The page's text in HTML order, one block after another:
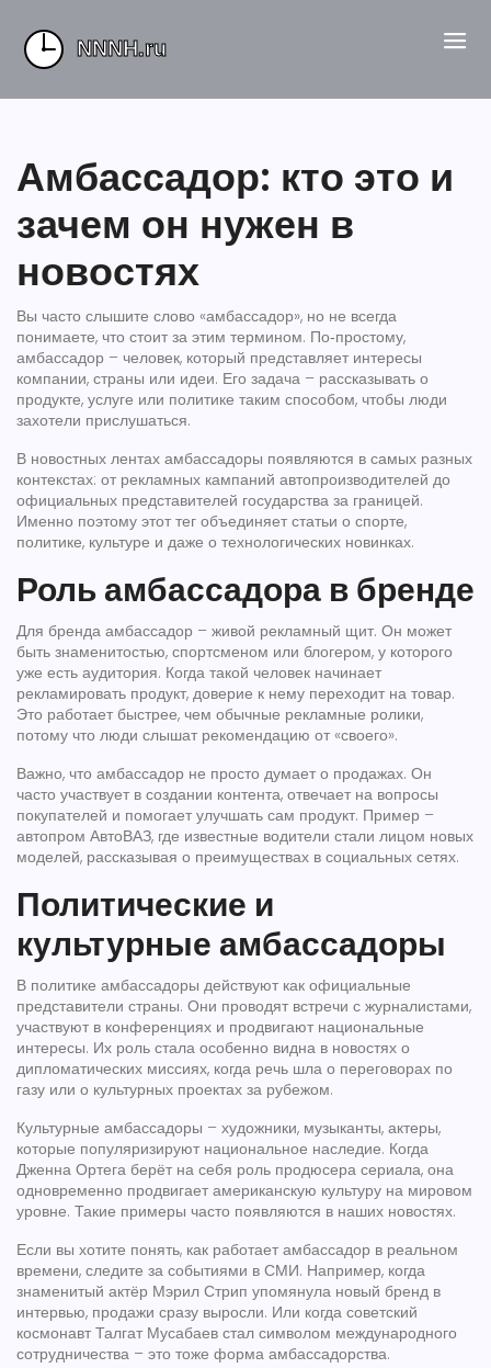
Амбассадор: кто это и
зачем он нужен в
новостях
Вы часто слышите слово «амбассадор», но не всегда
понимаете, что стоит за этим термином. По‑простому,
амбассадор – человек, который представляет интересы
компании, страны или идеи. Его задача – рассказывать о
продукте, услуге или политике таким способом, чтобы люди
захотели прислушаться.
В новостных лентах амбассадоры появляются в самых разных
контекстах: от рекламных кампаний автопроизводителей до
официальных представителей государства за границей.
Именно поэтому этот тег объединяет статьи о спорте,
политике, культуре и даже о технологических новинках.
Роль амбассадора в бренде
Для бренда амбассадор – живой рекламный щит. Он может
быть знаменитостью, спортсменом или блогером, у которого
уже есть аудитория. Когда такой человек начинает
рекламировать продукт, доверие к нему переходит на товар.
Это работает быстрее, чем обычные рекламные ролики,
потому что люди слышат рекомендацию от «своего».
Важно, что амбассадор не просто думает о продажах. Он
часто участвует в создании контента, отвечает на вопросы
покупателей и помогает улучшать сам продукт. Пример –
автопром АвтоВАЗ, где известные водители стали лицом новых
моделей, рассказывая о преимуществах в социальных сетях.
Политические и
культурные амбассадоры
В политике амбассадоры действуют как официальные
представители страны. Они проводят встречи с журналистами,
участвуют в конференциях и продвигают национальные
интересы. Их роль стала особенно видна в новостях о
дипломатических миссиях, когда речь шла о переговорах по
газу или о культурных проектах за рубежом.
Культурные амбассадоры – художники, музыканты, актеры,
которые популяризируют национальное наследие. Когда
Дженна Ортега берёт на себя роль продюсера сериала, она
одновременно продвигает американскую культуру на мировом
уровне. Такие примеры часто появляются в наших новостях.
Если вы хотите понять, как работает амбассадор в реальном
времени, следите за событиями в СМИ. Например, когда
знаменитый актёр Мэрил Стрип упомянула новый бренд в
интервью, продажи сразу выросли. Или когда советский
космонавт Талгат Мусабаев стал символом международного
сотрудничества – это тоже форма амбассадорства.